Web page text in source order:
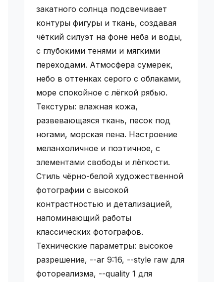
закатного солнца подсвечивает
контуры фигуры и ткань, создавая
чёткий силуэт на фоне неба и воды,
с глубокими тенями и мягкими
переходами. Атмосфера сумерек,
небо в оттенках серого с облаками,
море спокойное с лёгкой рябью.
Текстуры: влажная кожа,
развевающаяся ткань, песок под
ногами, морская пена. Настроение
меланхоличное и поэтичное, с
элементами свободы и лёгкости.
Стиль чёрно-белой художественной
фотографии с высокой
контрастностью и детализацией,
напоминающий работы
классических фотографов.
Технические параметры: высокое
разрешение, --ar 9:16, --style raw для
фотореализма, --quality 1 для